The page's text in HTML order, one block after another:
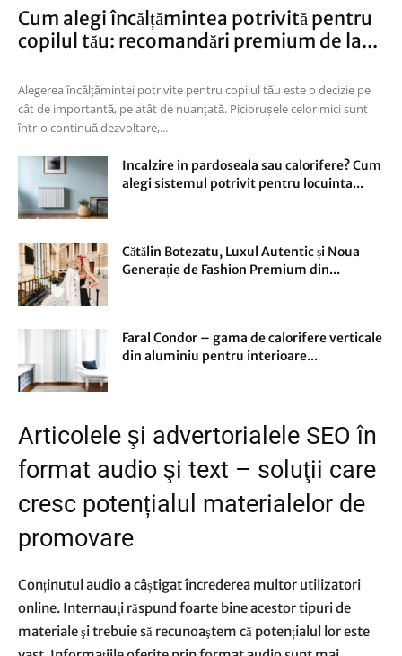
Cum alegi încălțămintea potrivită pentru
copilul tău: recomandări premium de la...
Alegerea încălțămintei potrivite pentru copilul tău este o decizie pe
cât de importantă, pe atât de nuanțată. Piciorușele celor mici sunt
într-o continuă dezvoltare,...
Incalzire in pardoseala sau calorifere? Cum
alegi sistemul potrivit pentru locuinta...
Cătălin Botezatu, Luxul Autentic și Noua
Generație de Fashion Premium din...
Faral Condor – gama de calorifere verticale
din aluminiu pentru interioare...
Articolele şi advertorialele SEO în
format audio şi text – soluţii care
cresc potențialul materialelor de
promovare
Conținutul audio a câștigat încrederea multor utilizatori
online. Internauţi răspund foarte bine acestor tipuri de
materiale şi trebuie să recunoaştem că potențialul lor este